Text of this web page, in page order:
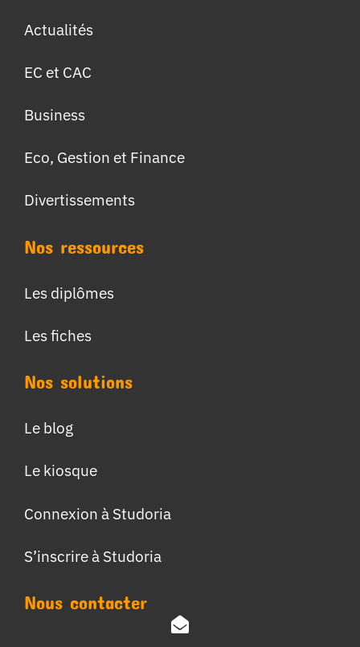
Actualités
EC et CAC
Business
Eco, Gestion et Finance
Divertissements
Nos ressources
Les diplômes
Les fiches
Nos solutions
Le blog
Le kiosque
Connexion à Studoria
S’inscrire à Studoria
Nous contacter